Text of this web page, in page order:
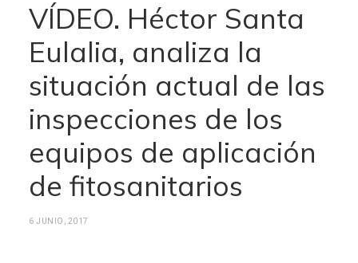
VÍDEO. Héctor Santa
Eulalia, analiza la
situación actual de las
inspecciones de los
equipos de aplicación
de fitosanitarios
6 JUNIO, 2017